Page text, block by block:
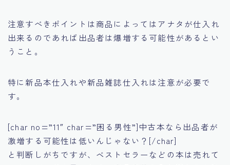
注意すべきポイントは商品によってはアナタが仕入れ
出来るのであれば出品者は爆増する可能性がある とい
うこと。
特に新品本仕入れや新品雑誌仕入れは注意が必要で
す。
[char no=”11″ char=”困る男性”]中古本なら出品者が
激増する可能性は低いんじゃない？[/char]
と判断しがちですが、ベストセラーなどの本は売れて